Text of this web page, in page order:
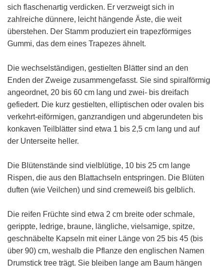
sich flaschenartig verdicken. Er verzweigt sich in
zahlreiche dünnere, leicht hängende Äste, die weit
überstehen. Der Stamm produziert ein trapezförmiges
Gummi, das dem eines Trapezes ähnelt.
Die wechselständigen, gestielten Blätter sind an den
Enden der Zweige zusammengefasst. Sie sind spiralförmig
angeordnet, 20 bis 60 cm lang und zwei- bis dreifach
gefiedert. Die kurz gestielten, elliptischen oder ovalen bis
verkehrt-eiförmigen, ganzrandigen und abgerundeten bis
konkaven Teilblätter sind etwa 1 bis 2,5 cm lang und auf
der Unterseite heller.
Die Blütenstände sind vielblütige, 10 bis 25 cm lange
Rispen, die aus den Blattachseln entspringen. Die Blüten
duften (wie Veilchen) und sind cremeweiß bis gelblich.
Die reifen Früchte sind etwa 2 cm breite oder schmale,
gerippte, ledrige, braune, längliche, vielsamige, spitze,
geschnäbelte Kapseln mit einer Länge von 25 bis 45 (bis
über 90) cm, weshalb die Pflanze den englischen Namen
Drumstick tree trägt. Sie bleiben lange am Baum hängen